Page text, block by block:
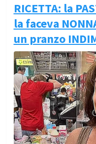
RICETTA: la
la faceva
un pranzo